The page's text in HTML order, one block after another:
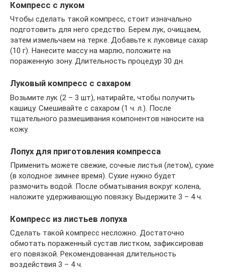
Компресс с луком
Чтобы сделать такой компресс, стоит изначально
подготовить для него средство. Берем лук, очищаем,
затем измельчаем на терке. Добавьте к луковице сахар
(10 г). Нанесите массу на марлю, положите на
пораженную зону. Длительность процедур 30 дн.
Луковый компресс с сахаром
Возьмите лук (2 – 3 шт), натирайте, чтобы получить
кашицу. Смешивайте с сахаром (1 ч. л.). После
тщательного размешивания компонентов наносите на
кожу.
Лопух для приготовления компресса
Применить можете свежие, сочные листья (летом), сухие
(в холодное зимнее время). Сухие нужно будет
размочить водой. После обматывания вокруг колена,
наложите удерживающую повязку. Выдержите 3 – 4 ч.
Компресс из листьев лопуха
Сделать такой компресс несложно. Достаточно
обмотать пораженный сустав листком, зафиксировав
его повязкой. Рекомендованная длительность
воздействия 3 – 4 ч.